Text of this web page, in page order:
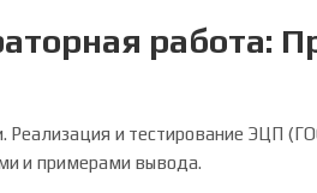
работа:
Реализация и тестирование
и примерами вывода.